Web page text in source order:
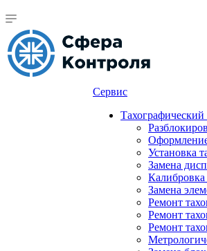
Сервис
Тахографический
Оформление
Установка
Замена
Калибровка
Замена
Ремонт
Ремонт
Ремонт